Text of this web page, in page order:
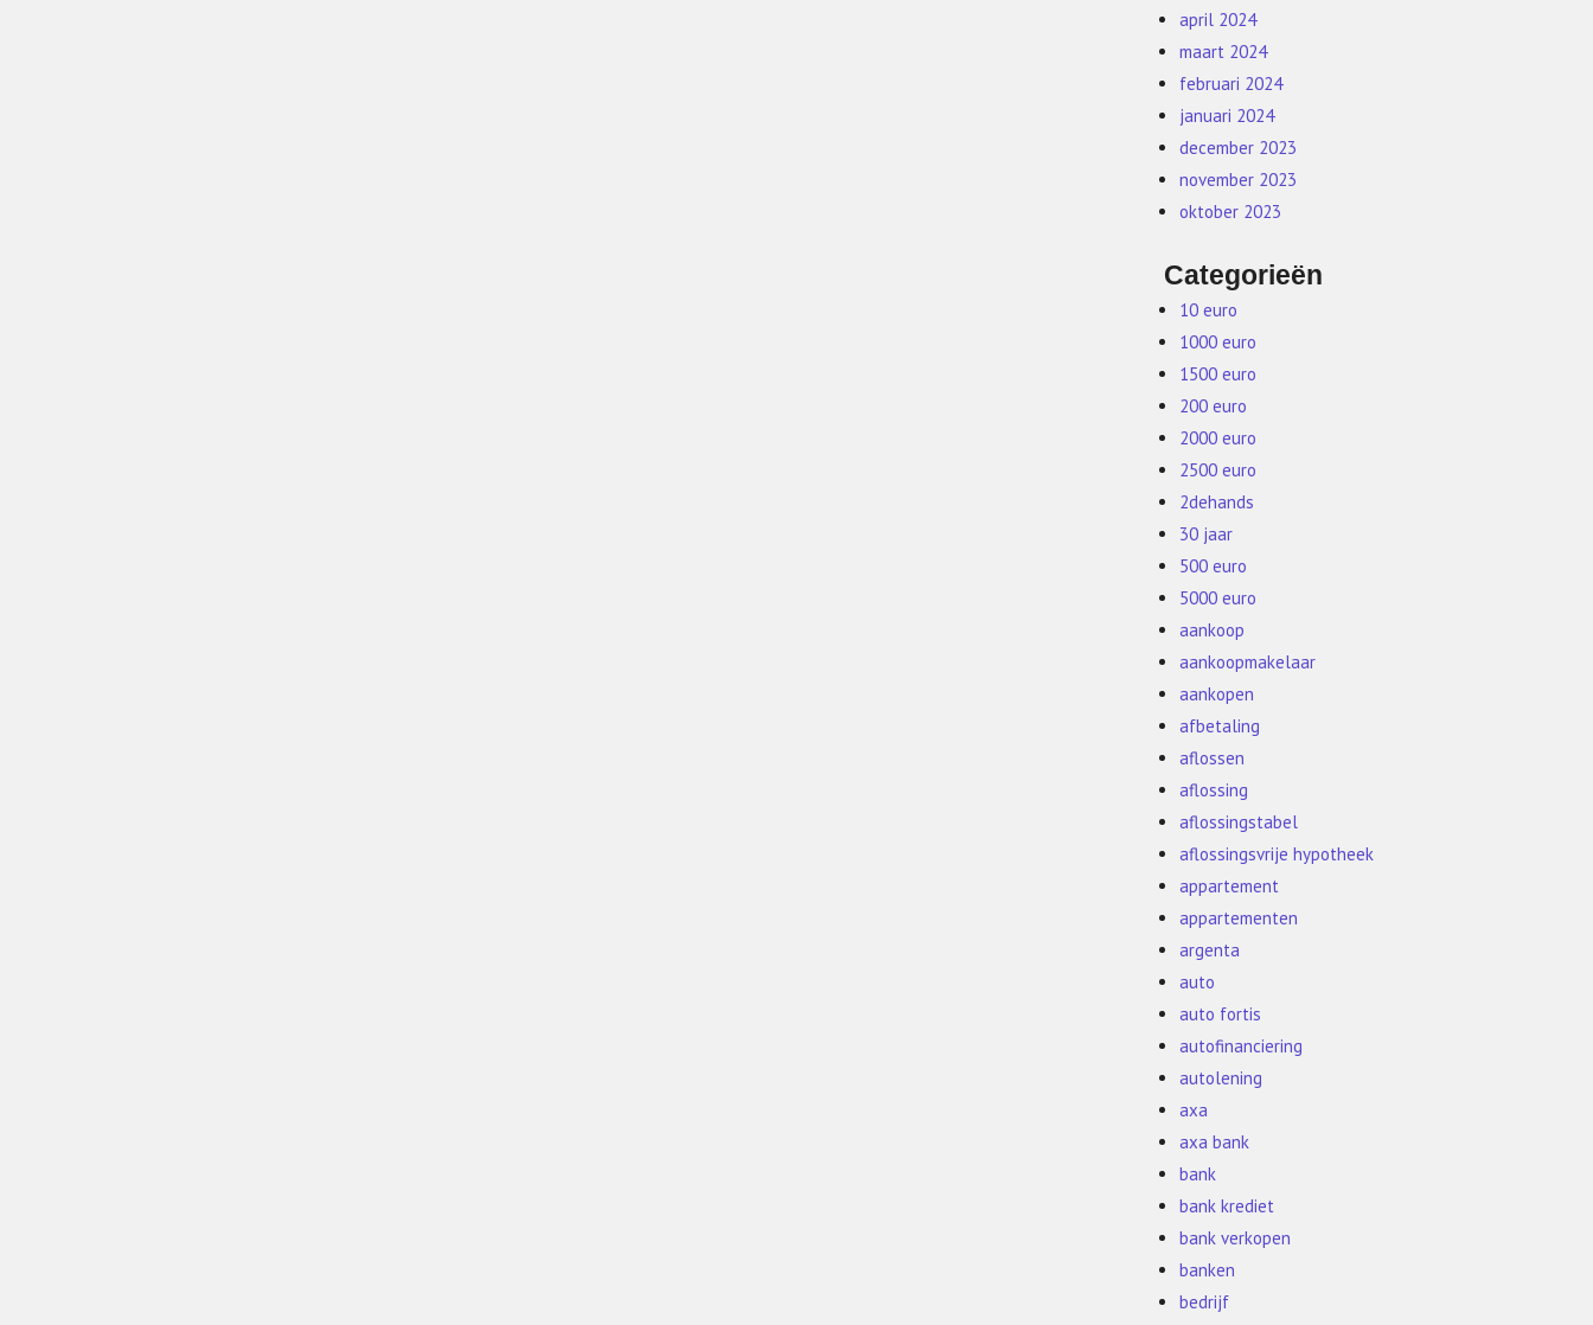
april 2024
maart 2024
februari 2024
januari 2024
december 2023
november 2023
oktober 2023
Categorieën
10 euro
1000 euro
1500 euro
200 euro
2000 euro
2500 euro
2dehands
30 jaar
500 euro
5000 euro
aankoop
aankoopmakelaar
aankopen
afbetaling
aflossen
aflossing
aflossingstabel
aflossingsvrije hypotheek
appartement
appartementen
argenta
auto
auto fortis
autofinanciering
autolening
axa
axa bank
bank
bank krediet
bank verkopen
banken
bedrijf